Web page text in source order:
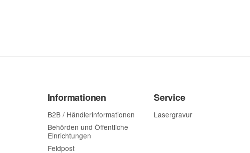
Informationen
B2B / Händlerinformationen
Behörden und Öffentliche
Einrichtungen
Feldpost
Service
Lasergravur